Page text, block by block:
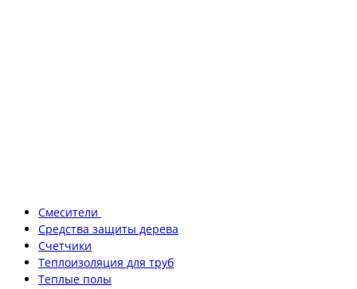
Смесители
Средства защиты дерева
Счетчики
Теплоизоляция для труб
Теплые полы